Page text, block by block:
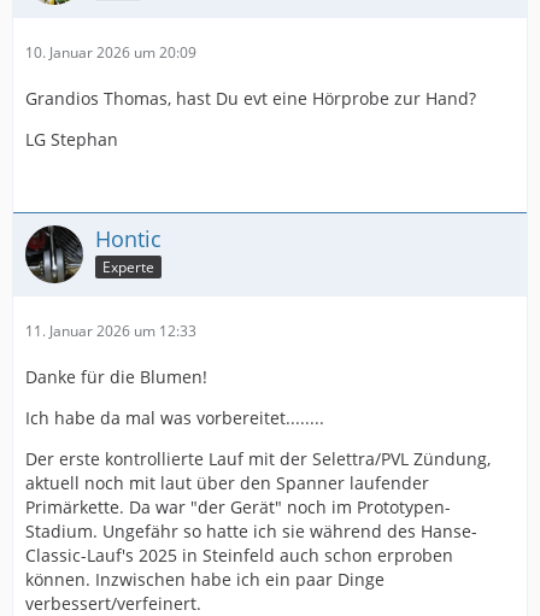
10. Januar 2026 um 20:09
Grandios Thomas, hast Du evt eine Hörprobe zur Hand?
LG Stephan
Hontic
Experte
11. Januar 2026 um 12:33
Danke für die Blumen!
Ich habe da mal was vorbereitet........
Der erste kontrollierte Lauf mit der Selettra/PVL Zündung,
aktuell noch mit laut über den Spanner laufender
Primärkette. Da war "der Gerät" noch im Prototypen-
Stadium. Ungefähr so hatte ich sie während des Hanse-
Classic-Lauf's 2025 in Steinfeld auch schon erproben
können. Inzwischen habe ich ein paar Dinge
verbessert/verfeinert.